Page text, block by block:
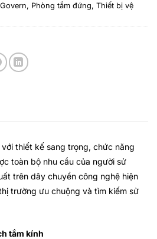
, Phòng tắm đứng, Thiết bị vệ
với thiết kế sang trọng, chức năng
toàn bộ nhu cầu của người sử
trên dây chuyền công nghệ hiện
trường ưu chuộng và tìm kiếm sử
tắm kính